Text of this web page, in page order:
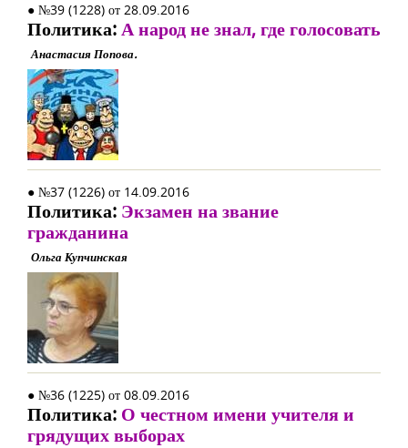
● №39 (1228) от 28.09.2016
Политика:А народ не знал, где голосовать
Анастасия Попова.
● №37 (1226) от 14.09.2016
Политика: Экзамен на звание
гражданина
Ольга Купчинская
● №36 (1225) от 08.09.2016
Политика: О честном имени учителя и
грядущих выборах